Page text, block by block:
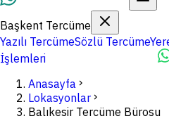
Başkent Tercüme
Yazılı TercümeSözlü Tercüme
İşlemleri
Anasayfa chevron_right
Lokasyonlar chevron_right
Balıkesir Tercüme Bürosu